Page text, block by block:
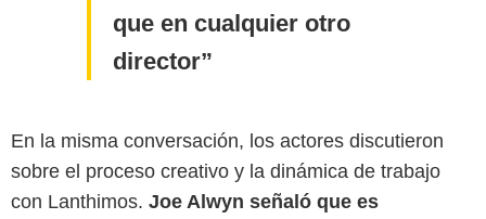
que en cualquier otro
director
En la misma conversación, los actores discutieron
sobre el proceso creativo y la dinámica de trabajo
con Lanthimos. Joe Alwyn señaló que es